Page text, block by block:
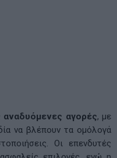
αναδυόμενες αγορές, με
να βλέπουν τα ομόλογά
Οι επενδυτές